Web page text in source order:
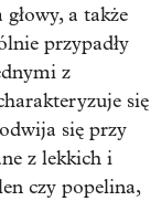
a także
przypadły
z
się
się przy
z lekkich i
czy popelina,